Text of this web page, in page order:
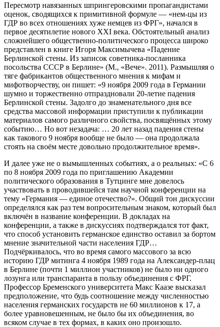
Пересмотр навязанных шпрингеровскими пропагандистами
оценок, сводящихся к примитивной формуле — «нем-цы из
ГДР во всех отношениях хуже немцев из ФРГ», начался в
первое десятилетие нового XXI века. Обстоятельный анализ
сложнейшего общественно-политического процесса широко
представлен в книге Игоря Максимычева «Падение
Берлинской стены. Из записок советника-посланника
посольства СССР в Берлине» (М., «Вече». 2011). Размышляя о
тяге фабрикантов общественного мнения к мифам и
мифотворчеству, он пишет: «9 ноября 2009 года в Германии
шумно и торжественно отпраздновали 20-летие падения
Берлинской стены. Задолго до знаменательного дня все
средства массовой информации приступили к публикации
материалов самого различного свойства, посвящённых этому
событию… Но вот незадача: … 20 лет назад падения стены
как такового 9 ноября вообще не было — она продолжала
стоять на своём месте довольно продолжительное время».
И далее уже не о вымышленных событиях, а о реальных: «С 6
по 8 ноября 2009 года по приглашению Академии
политического образования в Тутцинге мне довелось
участвовать в проводившейся там научной конференции на
тему «Германия — единое отечество?». Общий тон дискуссии
определялся как раз тем вопросительным знаком, который был
включён в название конференции. В докладах на
конференции, а также в дискуссиях подтверждался тот факт,
что способ установить германское единство оставил за бортом
мнение значительной части населения ГДР…
Подчёркивалось, что во время самого массового за всю
историю ГДР митинга 4 ноября 1989 года на Александер-плац
в Берлине (почти 1 миллион участников) не было ни одного
лозунга или транспаранта в пользу объединения с ФРГ.
Профессор Бременского университета Макс Каазе высказал
предположение, что будь соотношение между численностью
населения германских государств не 60 миллионов к 17, а
более уравновешенным, не было бы их объединения, во
всяком случае в тех формах, в каких оно произошло.